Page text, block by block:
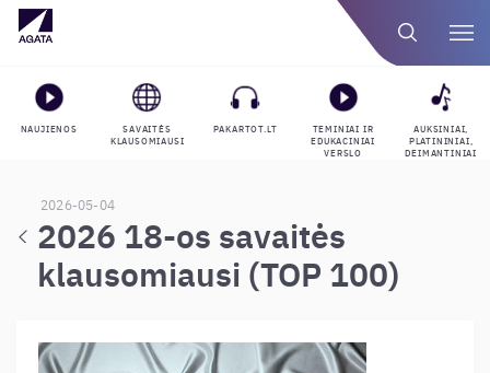
NAUJIENOS
SAVAITĖS
KLAUSOMIAUSI
PAKARTOT.LT
TEMINIAI IR
EDUKACINIAI
VERSLO
AUKSINIAI,
PLATININIAI,
DEIMANTINIAI
2026-05-04
2026 18-os savaitės
klausomiausi (TOP 100)